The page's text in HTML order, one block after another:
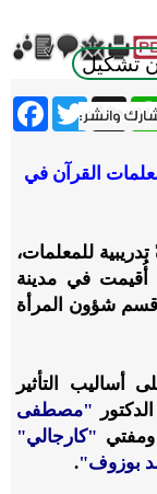
تشكيل
Twitter X
القرآن في
للمعلمات،
أُقيمت في مدينة
برعاية قسم شؤون المرأة
أساليب التأثير
"مصطفى
"كارجالي"
بوزوف".